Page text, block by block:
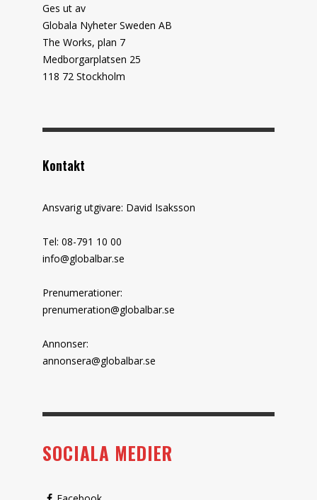
Ges ut av
Globala Nyheter Sweden AB
The Works, plan 7
Medborgarplatsen 25
118 72 Stockholm
Kontakt
Ansvarig utgivare: David Isaksson
Tel: 08-791 10 00
info@globalbar.se
Prenumerationer:
prenumeration@globalbar.se
Annonser:
annonsera@globalbar.se
SOCIALA MEDIER